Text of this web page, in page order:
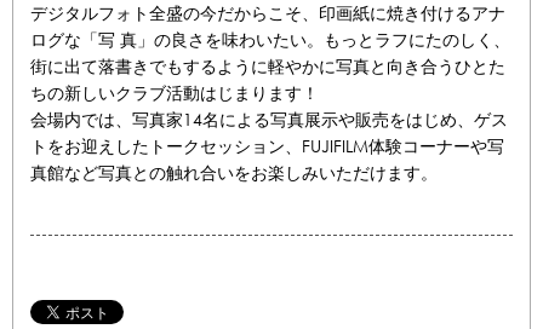
デジタルフォト全盛の今だからこそ、印画紙に焼き付けるアナ
ログな「写 真」の良さを味わいたい。もっとラフにたのしく、
街に出て落書きでもするように軽やかに写真と向き合うひとた
ちの新しいクラブ活動はじまります！
会場内では、写真家14名による写真展示や販売をはじめ、ゲス
トをお迎えしたトークセッション、FUJIFILM体験コーナーや写
真館など写真との触れ合いをお楽しみいただけます。